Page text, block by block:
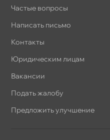
Частые вопросы
Написать письмо
Контакты
Юридическим лицам
акансии
Подать жалобу
Предложить улучшение